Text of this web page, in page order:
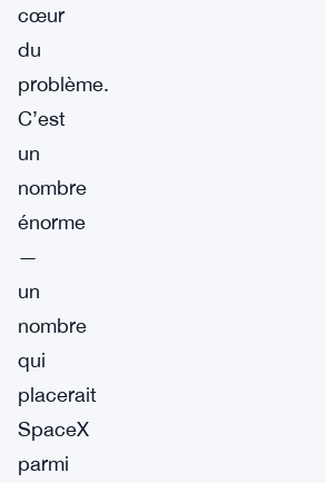
cœur
du
problème.
C’est
un
nombre
énorme
—
un
nombre
qui
placerait
SpaceX
parmi